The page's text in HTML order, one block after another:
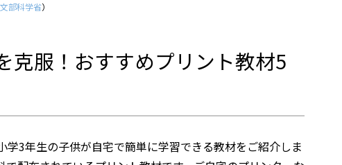
部科学省）
克服！おすすめプリント教材5
学3年生の子供が自宅で簡単に学習できる教材をご紹介しま